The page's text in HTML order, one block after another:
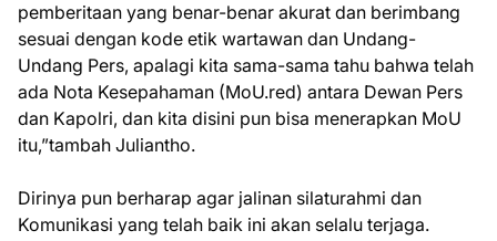
pemberitaan yang benar-benar akurat dan berimbang
sesuai dengan kode etik wartawan dan Undang-
Undang Pers, apalagi kita sama-sama tahu bahwa telah
ada Nota Kesepahaman (MoU.red) antara Dewan Pers
dan Kapolri, dan kita disini pun bisa menerapkan MoU
itu,”tambah Juliantho.
Dirinya pun berharap agar jalinan silaturahmi dan
Komunikasi yang telah baik ini akan selalu terjaga.